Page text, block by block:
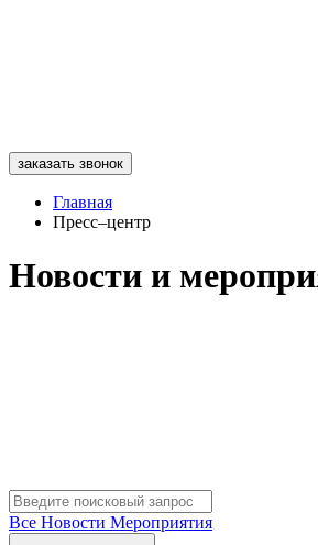
заказать звонок
Главная
Пресс–центр
Новости и
Все Новости Мероприятия